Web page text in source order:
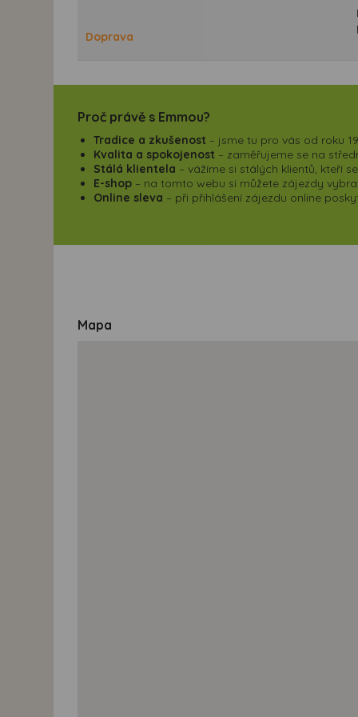
Doprava
Proč právě s Emmou?
Tradice a zkušenost – jsme tu pro vás od roku
Kvalita a spokojenost – zaměřujeme se na
Stálá klientela – vážíme si stálých klientů, kteří
E-shop – na tomto webu si můžete zájezdy
Online sleva – při přihlášení zájezdu online
Mapa